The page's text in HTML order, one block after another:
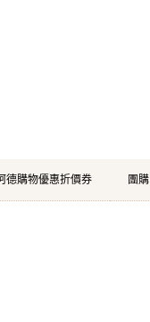
德購物優惠折價券 團購